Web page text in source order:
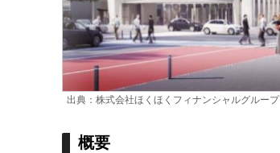
出典：株式会社ほくほくフィナンシャルグループ
概要